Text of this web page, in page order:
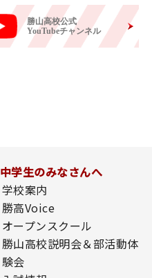
勝山高校公式
YouTubeチャンネル
中学生のみなさんへ
学校案内
勝高Voice
オープンスクール
勝山高校説明会＆部活動体
験会